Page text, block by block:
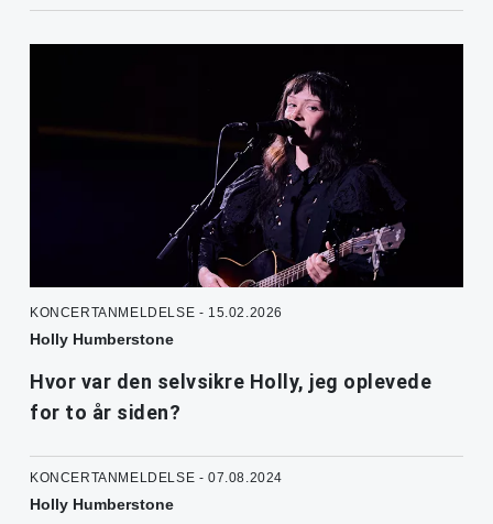
KONCERTANMELDELSE - 15.02.2026
Holly Humberstone
Hvor var den selvsikre Holly, jeg oplevede
for to år siden?
KONCERTANMELDELSE - 07.08.2024
Holly Humberstone